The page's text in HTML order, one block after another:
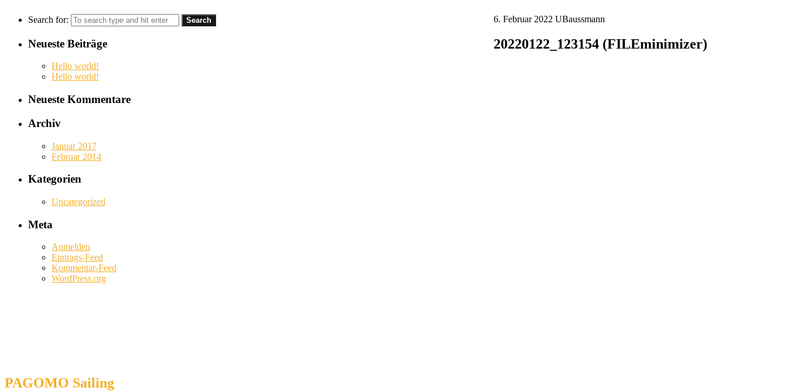
6. Februar 2022 UBaussmann
20220122_123154 (FILEminimizer)
Search for:
Neueste Beiträge
Hello world!
Hello world!
Neueste Kommentare
Archiv
Januar 2017
Februar 2014
Kategorien
Uncategorized
Meta
Anmelden
Eintrags-Feed
Kommentar-Feed
WordPress.org
PAGOMO Sailing